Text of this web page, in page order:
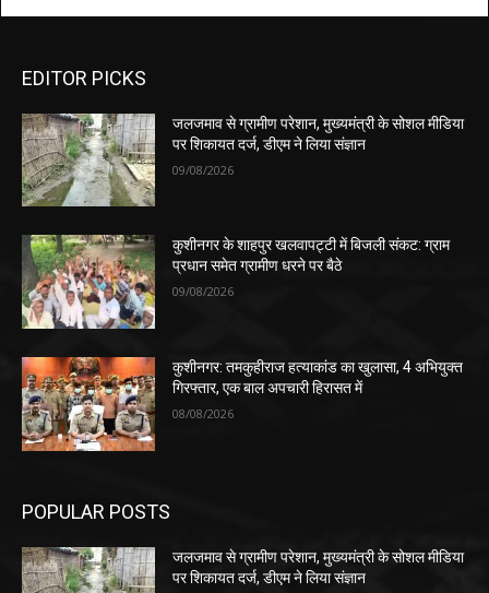
EDITOR PICKS
जलजमाव से ग्रामीण परेशान, मुख्यमंत्री के सोशल मीडिया
पर शिकायत दर्ज, डीएम ने लिया संज्ञान
09/08/2026
कुशीनगर के शाहपुर खलवापट्टी में बिजली संकट: ग्राम
प्रधान समेत ग्रामीण धरने पर बैठे
09/08/2026
कुशीनगर: तमकुहीराज हत्याकांड का खुलासा, 4 अभियुक्त
गिरफ्तार, एक बाल अपचारी हिरासत में
08/08/2026
POPULAR POSTS
जलजमाव से ग्रामीण परेशान, मुख्यमंत्री के सोशल मीडिया
पर शिकायत दर्ज, डीएम ने लिया संज्ञान